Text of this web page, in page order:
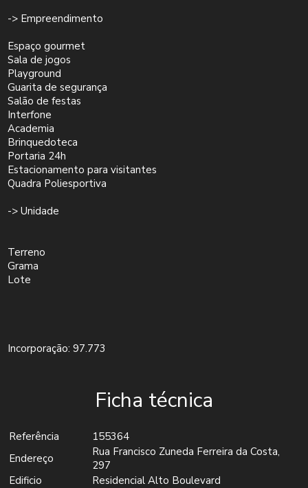
-> Empreendimento
Espaço gourmet
Sala de jogos
Playground
Guarita de segurança
Salão de festas
Interfone
Academia
Brinquedoteca
Portaria 24h
Estacionamento para visitantes
Quadra Poliesportiva
-> Unidade
Terreno
Grama
Lote
Incorporação: 97.773
Ficha técnica
Referência
155364
Endereço
Rua Francisco Zuneda Ferreira da Costa,
297
Edificio
Residencial Alto Boulevard